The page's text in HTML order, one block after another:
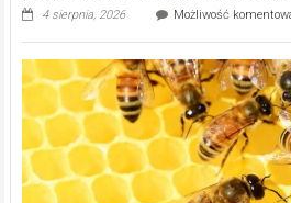
4 sierpnia, 2026 Możliwość